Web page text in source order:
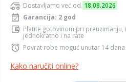
Dostavljamo već od 18.08.2026
Garancija: 2 god
Platite gotovinom pri
jednokratno i na rate
Povrat robe moguć unutar 14 dana
Kako naručiti online?